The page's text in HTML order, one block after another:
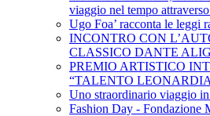
viaggio nel tempo
Ugo Foa’ racconta le leggi
INCONTRO CON
CLASSICO DANTE
PREMIO ARTISTICO
“TALENTO
Uno straordinario viaggio
Fashion Day - Fondazione